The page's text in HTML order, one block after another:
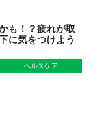
も！？疲れが取
に気をつけよう
ヘルスケア